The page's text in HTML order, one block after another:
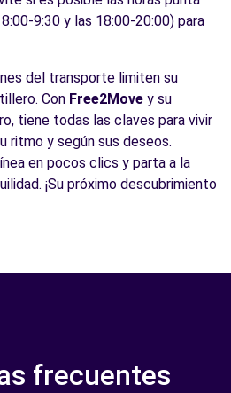
9:30 y las 18:00-20:00) para
del transporte limiten su
Con Free2Move y su
tiene todas las claves para vivir
ritmo y según sus deseos.
en pocos clics y parta a la
¡Su próximo descubrimiento
frecuentes